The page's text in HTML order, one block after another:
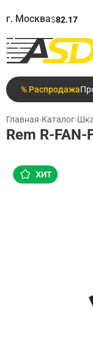
г. Москва$82.17
% Распродажа
Главная›Каталог›
Rem R-